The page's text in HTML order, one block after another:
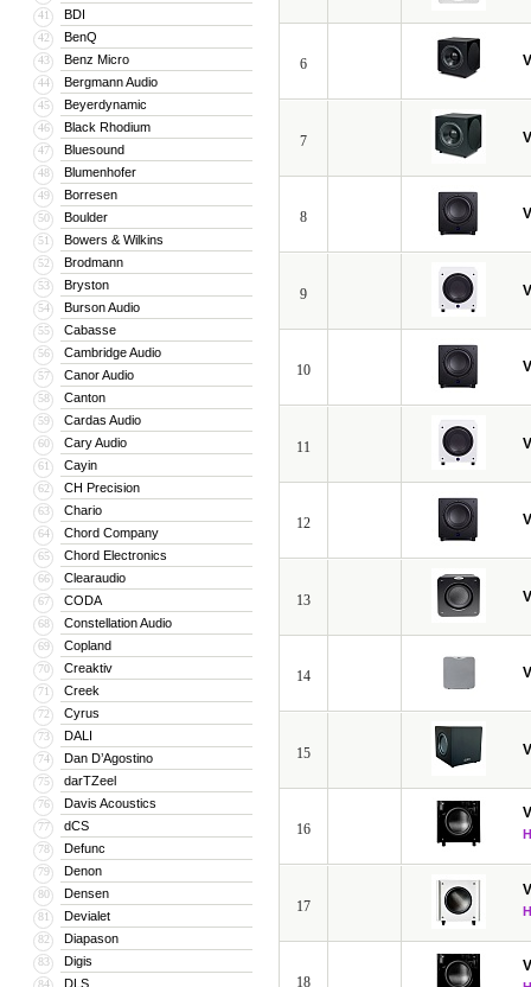
41 BDI
42 BenQ
43 Benz Micro
44 Bergmann Audio
45 Beyerdynamic
46 Black Rhodium
47 Bluesound
48 Blumenhofer
49 Borresen
50 Boulder
51 Bowers & Wilkins
52 Brodmann
53 Bryston
54 Burson Audio
55 Cabasse
56 Cambridge Audio
57 Canor Audio
58 Canton
59 Cardas Audio
60 Cary Audio
61 Cayin
62 CH Precision
63 Chario
64 Chord Company
65 Chord Electronics
66 Clearaudio
67 CODA
68 Constellation Audio
69 Copland
70 Creaktiv
71 Creek
72 Cyrus
73 DALI
74 Dan D’Agostino
75 darTZeel
76 Davis Acoustics
77 dCS
78 Defunc
79 Denon
80 Densen
81 Devialet
82 Diapason
83 Digis
84 DLS
Сегодня Velodyne занимает
технических характеристик, и
демонстрирует отменное
Уникальность Velodyne -
6
7
8
9
10
11
12
13
14
15
16
17
18